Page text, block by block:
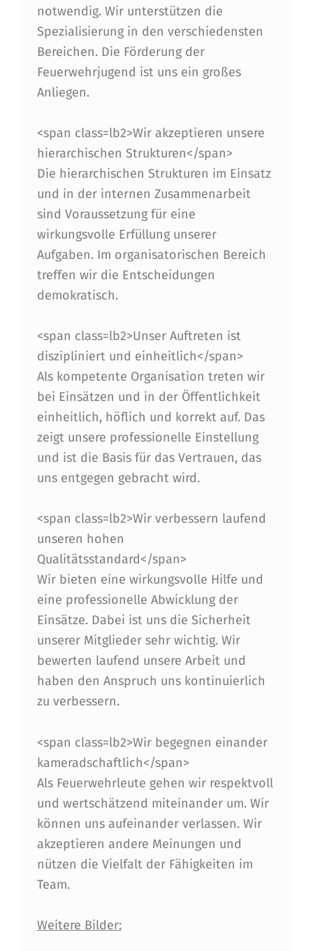
notwendig. Wir unterstützen die
Spezialisierung in den verschiedensten
Bereichen. Die Förderung der
Feuerwehrjugend ist uns ein großes
Anliegen.
<span class=lb2>Wir akzeptieren unsere
hierarchischen Strukturen</span>
Die hierarchischen Strukturen im Einsatz
und in der internen Zusammenarbeit
sind Voraussetzung für eine
wirkungsvolle Erfüllung unserer
Aufgaben. Im organisatorischen Bereich
treffen wir die Entscheidungen
demokratisch.
<span class=lb2>Unser Auftreten ist
diszipliniert und einheitlich</span>
Als kompetente Organisation treten wir
bei Einsätzen und in der Öffentlichkeit
einheitlich, höflich und korrekt auf. Das
zeigt unsere professionelle Einstellung
und ist die Basis für das Vertrauen, das
uns entgegen gebracht wird.
<span class=lb2>Wir verbessern laufend
unseren hohen
Qualitätsstandard</span>
Wir bieten eine wirkungsvolle Hilfe und
eine professionelle Abwicklung der
Einsätze. Dabei ist uns die Sicherheit
unserer Mitglieder sehr wichtig. Wir
bewerten laufend unsere Arbeit und
haben den Anspruch uns kontinuierlich
zu verbessern.
<span class=lb2>Wir begegnen einander
kameradschaftlich</span>
Als Feuerwehrleute gehen wir respektvoll
und wertschätzend miteinander um. Wir
können uns aufeinander verlassen. Wir
akzeptieren andere Meinungen und
nützen die Vielfalt der Fähigkeiten im
Team.
Weitere Bilder: